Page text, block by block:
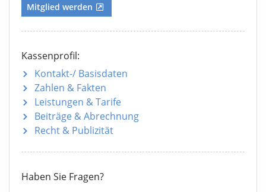
Mitglied werden
Kassenprofil:
Kontakt-/ Basisdaten
Zahlen & Fakten
Leistungen & Tarife
Beiträge & Abrechnung
Recht & Publizität
Haben Sie Fragen?